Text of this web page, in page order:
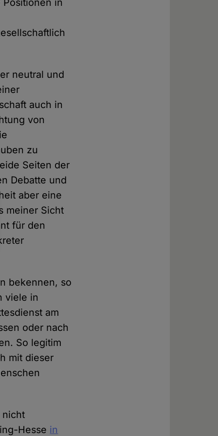
in
neutral und
auch in
von
zu
Seiten der
Debatte und
aber eine
meiner Sicht
für den
bekennen, so
viele in
am
oder nach
So legitim
mit dieser
nicht
Hesse in